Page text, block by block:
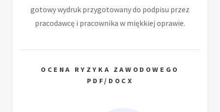
gotowy wydruk przygotowany do podpisu przez
pracodawcę i pracownika w miękkiej oprawie.
OCENA RYZYKA ZAWODOWEGO
PDF/DOCX